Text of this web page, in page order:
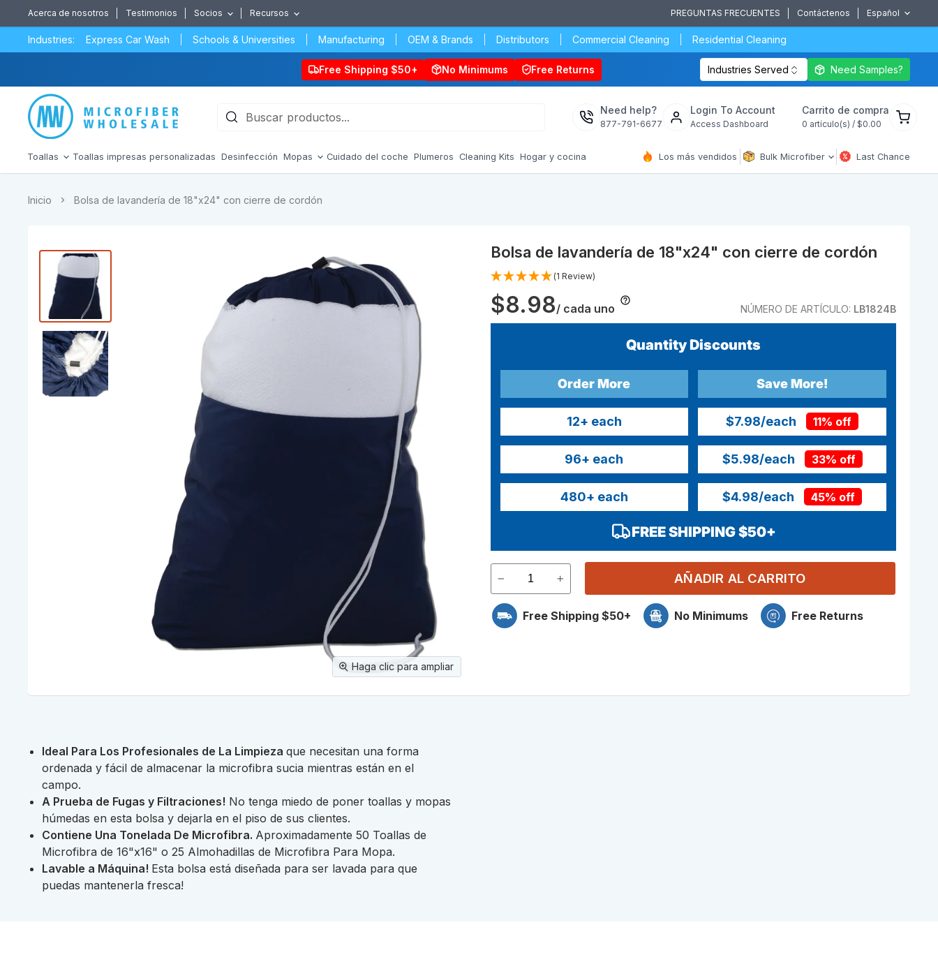
Acerca de nosotros Testimonios Socios Recursos PREGUNTAS FRECUENTES Contáctenos Español
Industries: Express Car Wash Schools & Universities Manufacturing OEM & Brands Distributors Commercial Cleaning Residential Cleaning
Free Shipping $50+ No Minimums Free Returns Industries Served Need Samples?
Need help?
877-791-6677
Login To Account
Access Dashboard
Carrito de compra
0 artículo(s) / $0.00
Ver
carrito
compra
Toallas Toallas impresas personalizadas Desinfección Mopas Cuidado del coche Plumeros Cleaning Kits Hogar y cocina Los más vendidos Bulk Microfiber Last Chance
Inicio Bolsa de lavandería de 18"x24" con cierre de cordón
Haga clic para ampliar
Bolsa de lavandería de 18"x24" con cierre de cordón
(1 Review)
$8.98/ cada uno NÚMERO DE ARTÍCULO: LB1824B
Quantity Discounts
Order More
12+ each
96+ each
480+ each
Save More!
$7.98/each 11% off
$5.98/each 33% off
$4.98/each 45% off
FREE SHIPPING $50+
AÑADIR AL CARRITO
Free Shipping $50+ No Minimums Free Returns
Ideal Para Los Profesionales de La Limpieza que necesitan una forma
ordenada y fácil de almacenar la microfibra sucia mientras están en el
campo.
A Prueba de Fugas y Filtraciones! No tenga miedo de poner toallas y mopas
húmedas en esta bolsa y dejarla en el piso de sus clientes.
Contiene Una Tonelada De Microfibra. Aproximadamente 50 Toallas de
Microfibra de 16"x16" o 25 Almohadillas de Microfibra Para Mopa.
Lavable a Máquina! Esta bolsa está diseñada para ser lavada para que
puedas mantenerla fresca!